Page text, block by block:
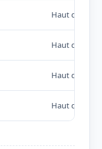
Haut de
Haut de
Haut de
Haut de